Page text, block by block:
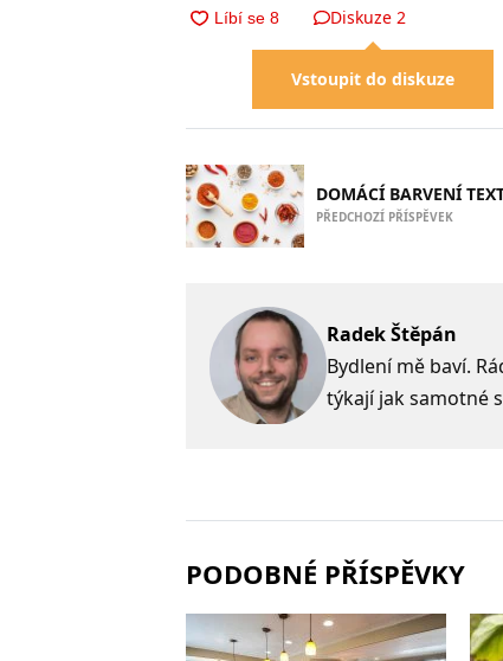
Diskuze 2
Vstoupit do diskuze
DOMÁCÍ BARVENÍ
PŘEDCHOZÍ PŘÍSPĚVEK
Radek Štěpán
Bydlení mě baví.
týkají jak samotné
PODOBNÉ PŘÍSPĚVKY